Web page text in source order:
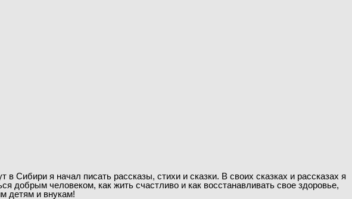
Сибири я начал писать рассказы, стихи и сказки. В своих сказках и рассказах я
добрым человеком, как жить счастливо и как восстанавливать свое здоровье,
детям и внукам!